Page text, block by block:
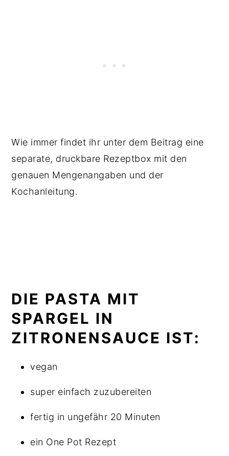
Wie immer findet ihr unter dem Beitrag eine
separate, druckbare Rezeptbox mit den
genauen Mengenangaben und der
Kochanleitung.
DIE PASTA MIT
SPARGEL IN
ZITRONENSAUCE IST:
vegan
super einfach zuzubereiten
fertig in ungefähr 20 Minuten
ein One Pot Rezept